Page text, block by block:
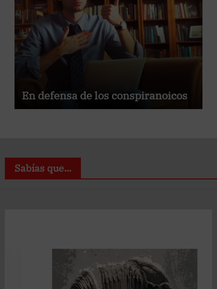
En defensa de los conspiranoicos
Sabías que...